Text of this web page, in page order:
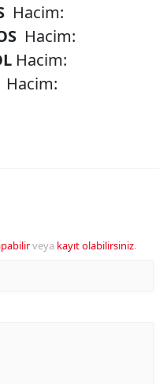
Hacim:
Hacim:
Hacim:
Hacim:
veya kayıt olabilirsiniz.